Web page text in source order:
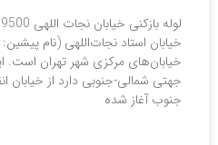
لوله بازکنی
خیابان استاد نجات‌اللهی (نام پیشین:
خیابان‌های مرکزی شهر تهران است.
جهتی شمالی-جنوبی دارد از خیابان
جنوب آغاز شده